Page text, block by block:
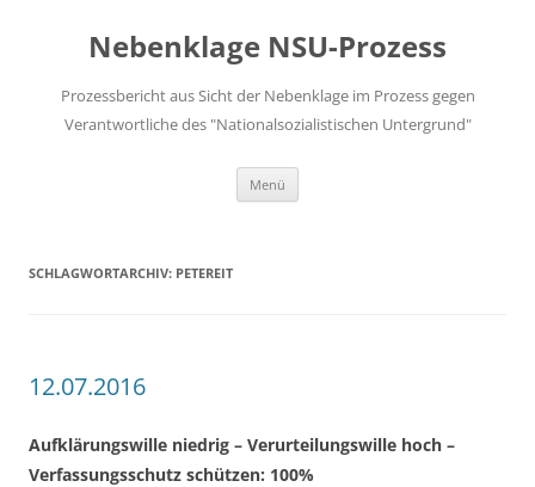
springenNebenklage NSU-Prozess
Prozessbericht aus Sicht der Nebenklage im Prozess gegen
Verantwortliche des "Nationalsozialistischen Untergrund"
Menü
SCHLAGWORTARCHIV: PETEREIT
12.07.2016
Aufklärungswille niedrig – Verurteilungswille hoch –
Verfassungsschutz schützen: 100%